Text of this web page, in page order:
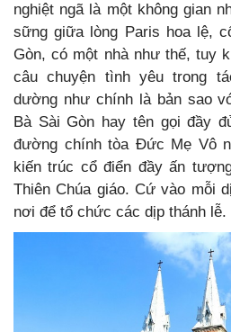
nghiệt ngã là một không gian
sững giữa lòng Paris hoa lệ,
Gòn, có một nhà như thế, tuy
câu chuyện tình yêu trong
dường như chính là bản sao
Bà Sài Gòn hay tên gọi đầy
đường chính tòa Đức Mẹ Vô
kiến trúc cổ điển đầy ấn
Thiên Chúa giáo. Cứ vào mỗi
nơi để tổ chức các dịp thánh lễ.